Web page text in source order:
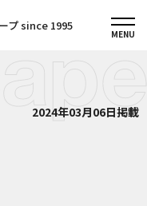
プ since 1995
2024年03月06日掲載